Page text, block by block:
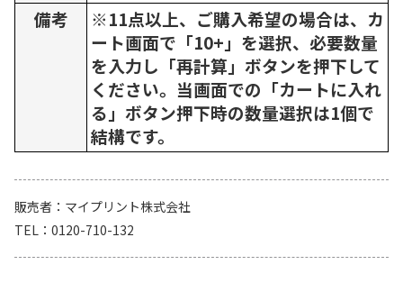
備考
※11点以上、ご購入希望の場合は、カ
ート画面で「10+」を選択、必要数量
を入力し「再計算」ボタンを押下して
ください。当画面での「カートに入れ
る」ボタン押下時の数量選択は1個で
結構です。
販売者
マイプリント株式会社
TEL
0120-710-132